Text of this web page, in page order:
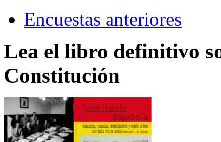
Encuestas anteriores
Lea el libro definitivo
Constitución